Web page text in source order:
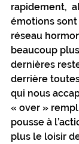
rapidement,
émotions
réseau
beaucoup
dernières
derrière
qui nous
« over »
pousse à
plus le loisir